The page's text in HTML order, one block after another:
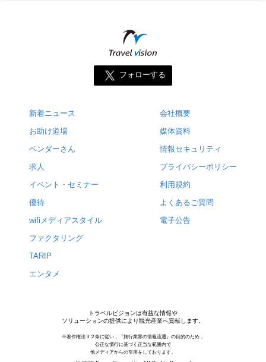
フォローする
新着ニュース
お助け道場
ベンダーさん
求人
イベント・セミナー
優待
wifiメディアスタイル
ファクタリング
TARIP
エンタメ
会社概要
媒体資料
情報セキュリティ
プライバシーポリシー
利用規約
よくあるご質問
電子公告
トラベルビジョンは有益な情報や
ソリューションの提供により観光産業へ貢献します。
※著作権法３２条に従い，『旅行業界の情報流通』の目的のため，
公正な慣行に基づく正当な範囲内で
他メディアからの引用をしております。